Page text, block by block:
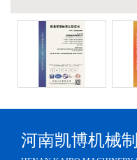
河南凯博机械